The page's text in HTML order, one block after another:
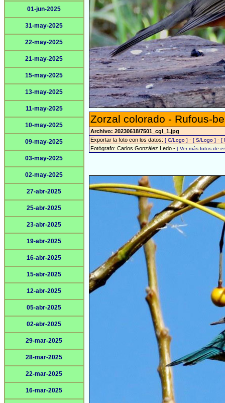
01-jun-2025
31-may-2025
22-may-2025
21-may-2025
15-may-2025
13-may-2025
11-may-2025
10-may-2025
09-may-2025
03-may-2025
02-may-2025
27-abr-2025
25-abr-2025
23-abr-2025
19-abr-2025
16-abr-2025
15-abr-2025
12-abr-2025
05-abr-2025
02-abr-2025
29-mar-2025
28-mar-2025
22-mar-2025
16-mar-2025
Zorzal colorado - Rufous-
Archivo: 20230618/7501_cgl_1.jpg
Exportar la foto con los datos: [ C/Logo ] - [ S/Logo ] - [
Fotógrafo: Carlos González Ledo - [ Ver más fotos de